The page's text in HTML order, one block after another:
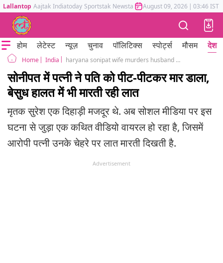
Lallantop Aajtak Indiatoday Sportstak Newstak Mumbai Tak Astrotak
August 09, 2026 | 03:46 IST
होम लेटेस्ट न्यूज़ चुनाव पॉलिटिक्स स्पोर्ट्स मौसम देश
Home India haryana sonipat wife murders husband with brick police arrested
सोनीपत में पत्नी ने पति को पीट-पीटकर मार डाला,
बेसुध हालत में भी मारती रही लात
मृतक सुरेश एक दिहाड़ी मजदूर थे. अब सोशल मीडिया पर इस
घटना से जुड़ा एक कथित वीडियो वायरल हो रहा है, जिसमें
आरोपी पत्नी उनके चेहरे पर लात मारती दिखती है.
Advertisement